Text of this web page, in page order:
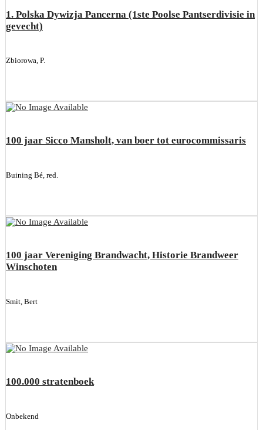
1. Polska Dywizja Pancerna (1ste Poolse Pantserdivisie in
gevecht)
Zbiorowa, P.
100 jaar Sicco Mansholt, van boer tot eurocommissaris
Buining Bé, red.
100 jaar Vereniging Brandwacht, Historie Brandweer
Winschoten
Smit, Bert
100.000 stratenboek
Onbekend